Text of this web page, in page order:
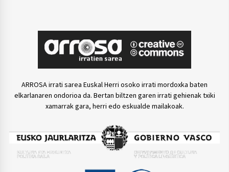
ARROSA irrati sarea Euskal Herri osoko irrati mordoxka baten
elkarlanaren ondorioa da. Bertan biltzen garen irrati gehienak txiki
xamarrak gara, herri edo eskualde mailakoak.